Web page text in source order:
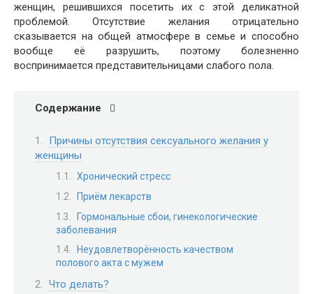
женщин, решившихся посетить их с этой деликатной
проблемой. Отсутствие желания отрицательно
сказывается на общей атмосфере в семье и способно
вообще её разрушить, поэтому болезненно
воспринимается представительницами слабого пола.
Содержание
Причины отсутствия сексуального желания у
женщины
Хронический стресс
Приём лекарств
Гормональные сбои, гинекологические
заболевания
Неудовлетворённость качеством
полового акта с мужем
Что делать?